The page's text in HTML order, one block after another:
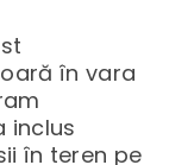
în vara
inclus
în teren pe